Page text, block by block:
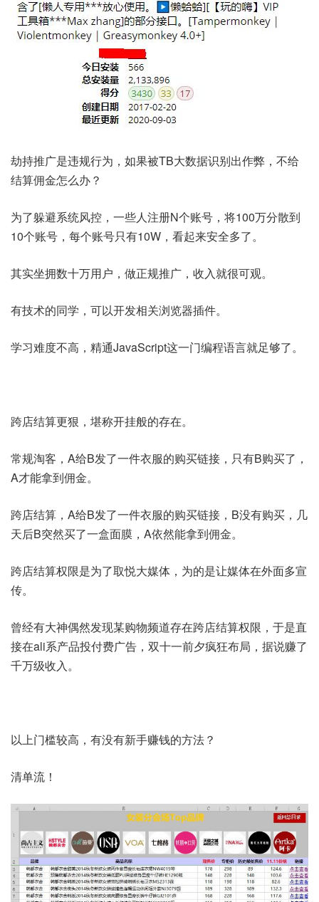
劫持推广是违规行为，如果被TB大数据识别出作弊，不给
结算佣金怎么办？
为了躲避系统风控，一些人注册N个账号，将100万分散到
10个账号，每个账号只有10W，看起来安全多了。
其实坐拥数十万用户，做正规推广，收入就很可观。
有技术的同学，可以开发相关浏览器插件。
学习难度不高，精通JavaScript这一门编程语言就足够了。
跨店结算更狠，堪称开挂般的存在。
常规淘客，A给B发了一件衣服的购买链接，只有B购买了，
A才能拿到佣金。
跨店结算，A给B发了一件衣服的购买链接，B没有购买，几
天后B突然买了一盒面膜，A依然能拿到佣金。
跨店结算权限是为了取悦大媒体，为的是让媒体在外面多宣
传。
曾经有大神偶然发现某购物频道存在跨店结算权限，于是直
接在ali系产品投付费广告，双十一前夕疯狂布局，据说赚了
千万级收入。
以上门槛较高，有没有新手赚钱的方法？
清单流！